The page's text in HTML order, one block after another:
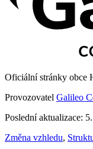
Oficiální stránky obce
Provozovatel Galileo
Poslední aktualizace:
Změna vzhledu,